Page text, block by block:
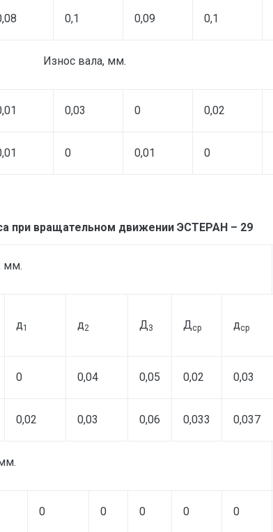
0,1 0,09 0,1
Износ вала, мм.
0,03 0 0,02
0 0,01 0
при вращательном движении ЭСТЕРАН – 29
мм.
д1 д2 Д3 Дср дср
0 0,04 0,05 0,02 0,03
0,02 0,03 0,06 0,033 0,037
0 0 0 0 0